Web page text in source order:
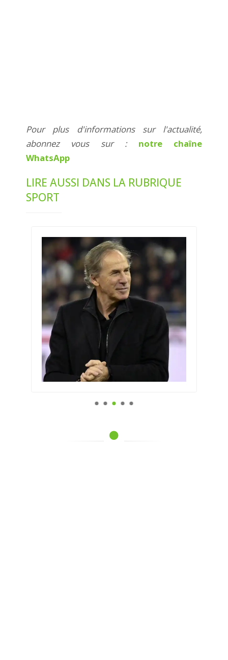
Pour plus d'informations sur l'actualité,
abonnez vous sur : notre chaîne
WhatsApp
LIRE AUSSI DANS LA RUBRIQUE
SPORT